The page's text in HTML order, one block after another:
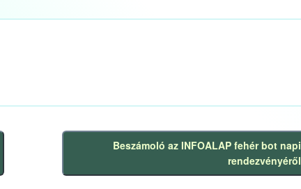
bejegyzés
Beszámoló az INFOALAP fehér bot napi
rendezvényéről